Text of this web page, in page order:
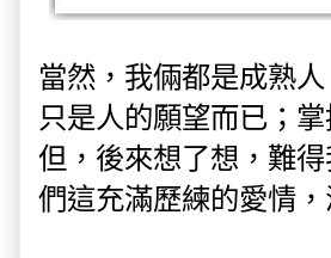
當然，我倆都是成熟
只是人的願望而已；
但，後來想了想，難
們這充滿歷練的愛情，